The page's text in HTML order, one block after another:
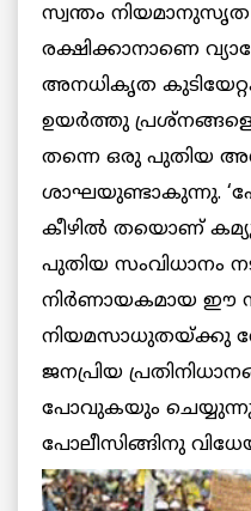
സ്വന്തം
രക്ഷിക്കാനാണെ
അനധികൃത
ഉയര്‍ത്തു
തന്നെ ഒരു പുതിയ
ശാഘയുണ്ടാകുന്നു.
കീഴില്‍ തയൊണ്
പുതിയ സംവിധാനം
നിര്‍ണായകമായ ഈ
നിയമസാധുതയ്ക്കു
ജനപ്രിയ
പോവുകയും
പോലീസിങ്ങിനു